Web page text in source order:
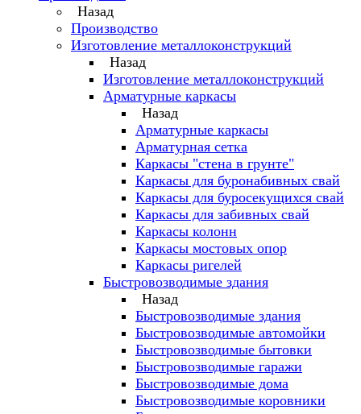
Назад
Производство
Изготовление металлоконструкций
Назад
Изготовление металлоконструкций
Арматурные каркасы
Назад
Арматурные каркасы
Арматурная сетка
Каркасы "стена в грунте"
Каркасы для буронабивных свай
Каркасы для буросекущихся свай
Каркасы для забивных свай
Каркасы колонн
Каркасы мостовых опор
Каркасы ригелей
Быстровозводимые здания
Назад
Быстровозводимые здания
Быстровозводимые автомойки
Быстровозводимые бытовки
Быстровозводимые гаражи
Быстровозводимые дома
Быстровозводимые коровники